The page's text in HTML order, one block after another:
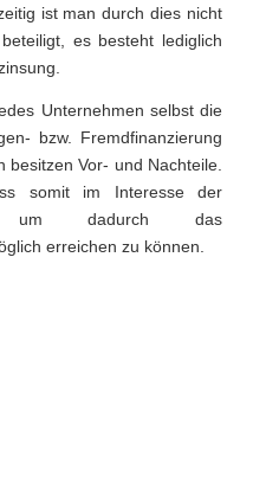
ist man durch dies nicht
es besteht lediglich
Unternehmen selbst die
bzw. Fremdfinanzierung
Vor- und Nachteile.
somit im Interesse der
um dadurch das
erreichen zu können.